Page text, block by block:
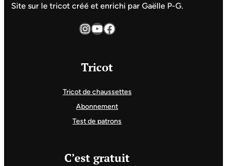
Site sur le tricot créé et enrichi par Gaëlle P-G.
InstagramYouTube Facebook
Tricot
Tricot de chaussettes
Abonnement
Test de patrons
C’est gratuit